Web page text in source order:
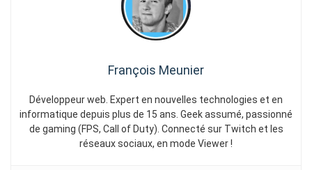
François Meunier
Développeur web. Expert en nouvelles technologies et en
informatique depuis plus de 15 ans. Geek assumé, passionné
de gaming (FPS, Call of Duty). Connecté sur Twitch et les
réseaux sociaux, en mode Viewer !